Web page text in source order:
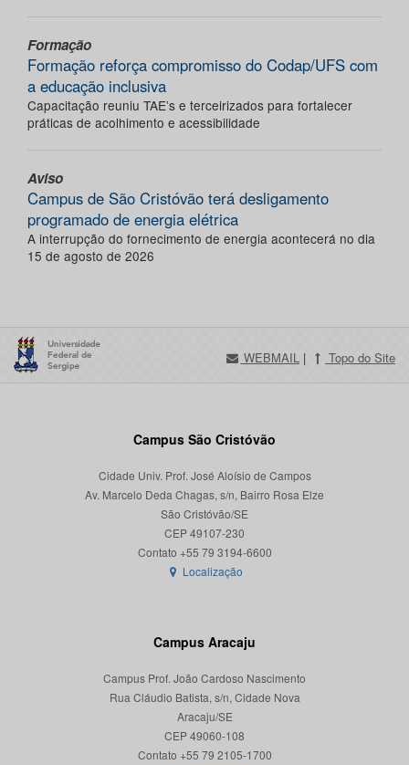
Formação
Formação reforça compromisso do Codap/UFS com
a educação inclusiva
Capacitação reuniu TAE’s e terceirizados para fortalecer
práticas de acolhimento e acessibilidade
Aviso
Campus de São Cristóvão terá desligamento
programado de energia elétrica
A interrupção do fornecimento de energia acontecerá no dia
15 de agosto de 2026
WEBMAIL | Topo do Site
Campus São Cristóvão
Cidade Univ. Prof. José Aloísio de Campos
Av. Marcelo Deda Chagas, s/n, Bairro Rosa Elze
São Cristóvão/SE
CEP 49107-230
Localização
Campus Aracaju
Campus Prof. João Cardoso Nascimento
Rua Cláudio Batista, s/n, Cidade Nova
Aracaju/SE
CEP 49060-108